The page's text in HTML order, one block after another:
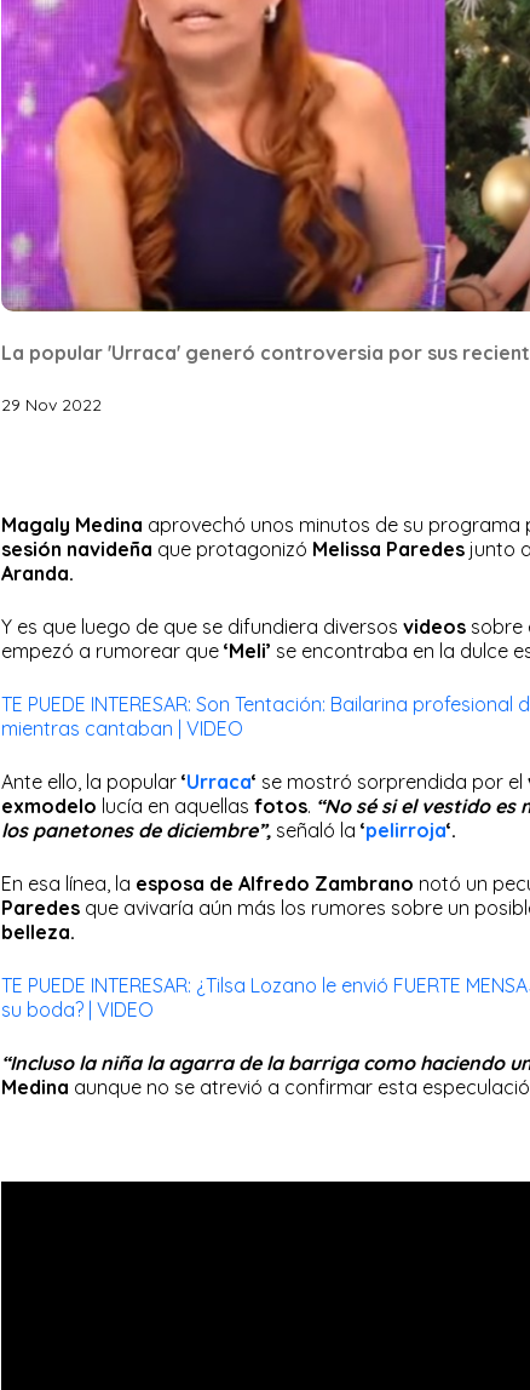
La popular 'Urraca' generó controversia por sus
29 Nov 2022
Magaly Medina aprovechó unos minutos de su programa
sesión navideña que protagonizó Melissa Paredes junto
Aranda.
Y es que luego de que se difundiera diversos videos sobre
empezó a rumorear que ‘Meli’ se encontraba en la dulce
TE PUEDE INTERESAR: Son Tentación: Bailarina
mientras cantaban | VIDEO
Ante ello, la popular ‘Urraca‘ se mostró sorprendida por el
exmodelo lucía en aquellas fotos. “No sé si el vestido es
los panetones de diciembre”, señaló la ‘pelirroja‘.
En esa línea, la esposa de Alfredo Zambrano notó un
Paredes que avivaría aún más los rumores sobre un
belleza.
TE PUEDE INTERESAR: ¿Tilsa Lozano le envió FUERTE
su boda? | VIDEO
“Incluso la niña la agarra de la barriga como haciendo
Medina aunque no se atrevió a confirmar esta